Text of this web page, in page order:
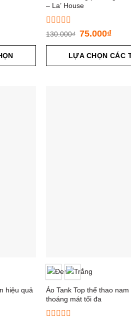
– La’ House
Được
hạng
5
130.000₫ 75.000₫
LỰA CHỌN CÁC
hiệu quả
Áo Tank Top thể thao
thoáng mát tối đa